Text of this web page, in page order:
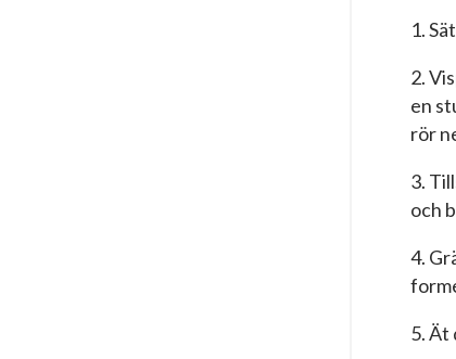
1.
2.
en
rör
3.
och
4.
5. Ät